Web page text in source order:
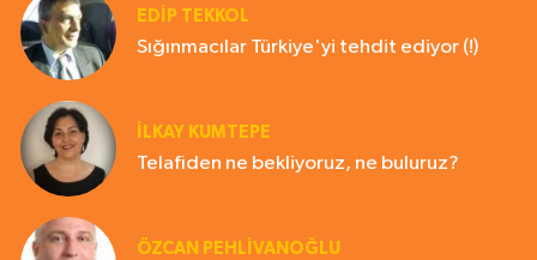
EDIP TEKKOL
Sığınmacılar Türkiye'yi tehdit ediyor (!)
İLKAY KUMTEPE
Telafiden ne bekliyoruz, ne buluruz?
ÖZCAN PEHLİVANOĞLU